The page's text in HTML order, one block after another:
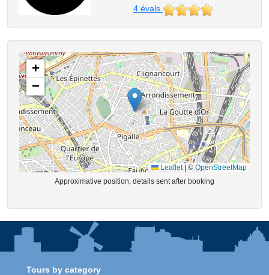
4évals
+
−
Leaflet |©OpenStreetMap
Approximative position, details sent after booking
Tours by category